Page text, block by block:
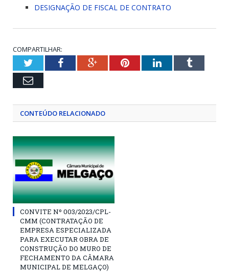
DESIGNAÇÃO DE FISCAL DE CONTRATO
COMPARTILHAR:
TwitterFacebookGoogle+PinterestLinkedInTumblr
Email
CONTEÚDO RELACIONADO
CONVITE Nº 003/2023/CPL-
CMM (CONTRATAÇÃO DE
EMPRESA ESPECIALIZADA
PARA EXECUTAR OBRA DE
CONSTRUÇÃO DO MURO DE
FECHAMENTO DA CÂMARA
MUNICIPAL DE MELGAÇO)